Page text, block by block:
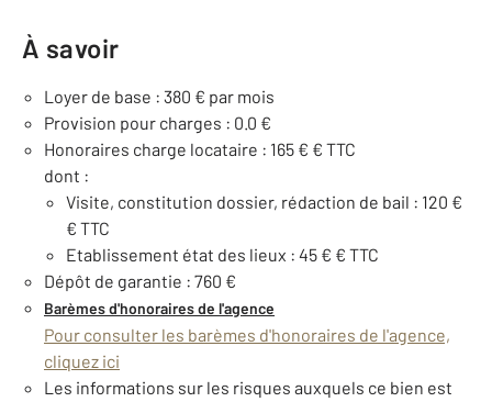
À savoir
Loyer de base : 380 € par mois
Provision pour charges : 0.0 €
Honoraires charge locataire : 165 € € TTC
dont :
Visite, constitution dossier, rédaction de bail : 120 €
€ TTC
Etablissement état des lieux : 45 € € TTC
Dépôt de garantie : 760 €
Barèmes d'honoraires de l'agence
Pour consulter les barèmes d'honoraires de l'agence,
cliquez ici
Les informations sur les risques auxquels ce bien est